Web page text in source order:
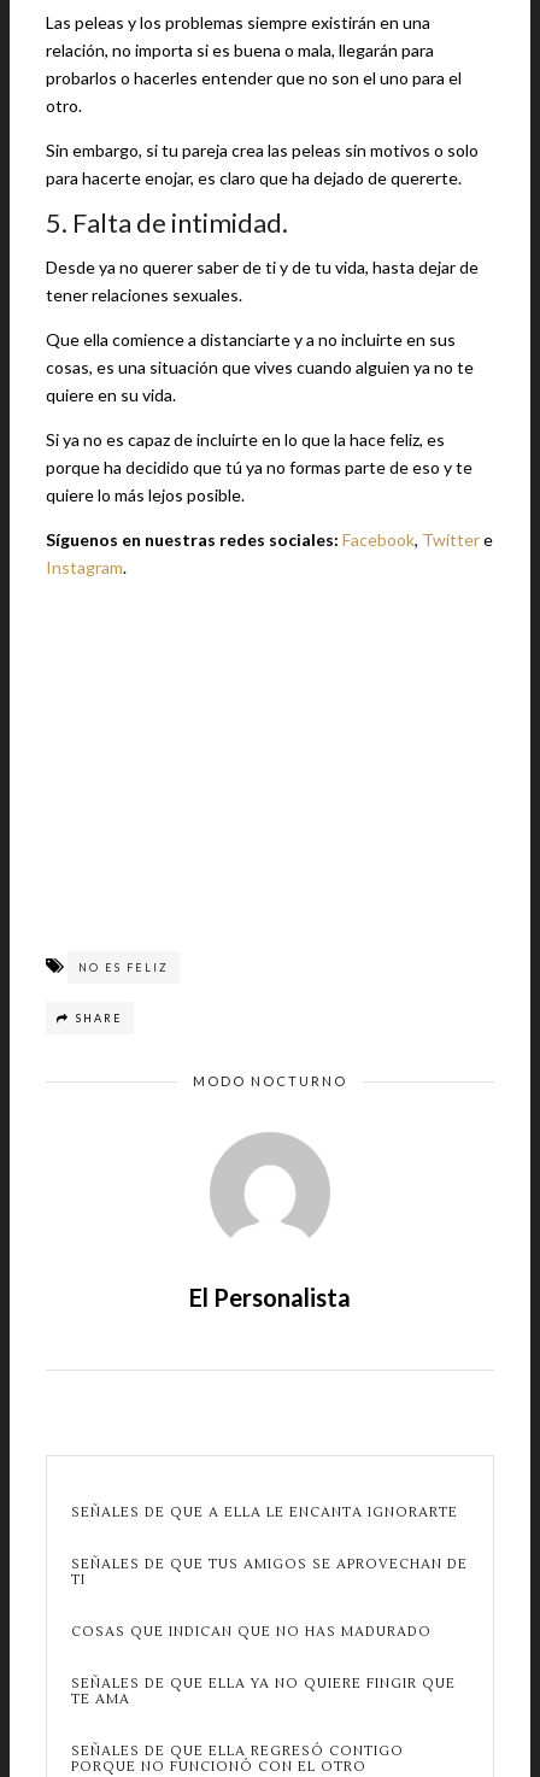
Las peleas y los problemas siempre existirán en una
relación, no importa si es buena o mala, llegarán para
probarlos o hacerles entender que no son el uno para el
otro.
Sin embargo, si tu pareja crea las peleas sin motivos o solo
para hacerte enojar, es claro que ha dejado de quererte.
5. Falta de intimidad.
Desde ya no querer saber de ti y de tu vida, hasta dejar de
tener relaciones sexuales.
Que ella comience a distanciarte y a no incluirte en sus
cosas, es una situación que vives cuando alguien ya no te
quiere en su vida.
Si ya no es capaz de incluirte en lo que la hace feliz, es
porque ha decidido que tú ya no formas parte de eso y te
quiere lo más lejos posible.
Síguenos en nuestras redes sociales: Facebook, Twittere
Instagram.
NO ES FELIZ
SHARE
MODO NOCTURNO
El Personalista
SEÑALES DE QUE A ELLA LE ENCANTA IGNORARTE
SEÑALES DE QUE TUS AMIGOS SE APROVECHAN DE
TI
COSAS QUE INDICAN QUE NO HAS MADURADO
SEÑALES DE QUE ELLA YA NO QUIERE FINGIR QUE
TE AMA
SEÑALES DE QUE ELLA REGRESÓ CONTIGO
PORQUE NO FUNCIONÓ CON EL OTRO